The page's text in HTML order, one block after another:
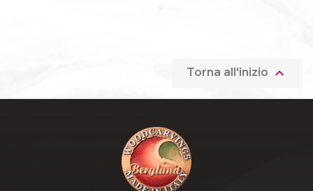
Torna all'inizio 